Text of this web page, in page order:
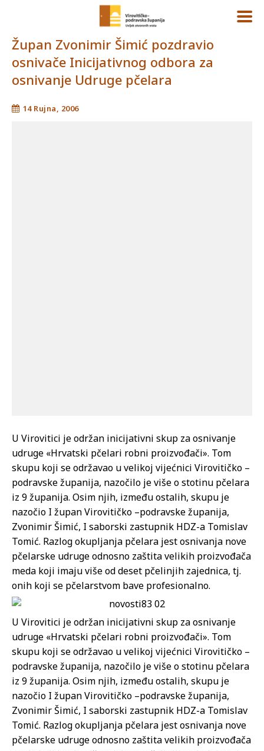
Župan Zvonimir Šimić pozdravio
osnivače Inicijativnog odbora za
osnivanje Udruge pčelara
14 Rujna, 2006
U Virovitici je održan inicijativni skup za osnivanje
udruge «Hrvatski pčelari robni proizvođači». Tom
skupu koji se održavao u velikoj vijećnici Virovitičko –
podravske županija, nazočilo je više o stotinu pčelara
iz 9 županija. Osim njih, između ostalih, skupu je
nazočio I župan Virovitičko –podravske županija,
Zvonimir Šimić, I saborski zastupnik HDZ-a Tomislav
Tomić. Razlog okupljanja pčelara jest osnivanja nove
pčelarske udruge odnosno zaštita velikih proizvođača
meda koji imaju više od deset pčelinjih zajednica, tj.
onih koji se pčelarstvom bave profesionalno.
U Virovitici je održan inicijativni skup za osnivanje
udruge «Hrvatski pčelari robni proizvođači». Tom
skupu koji se održavao u velikoj vijećnici Virovitičko –
podravske županija, nazočilo je više o stotinu pčelara
iz 9 županija. Osim njih, između ostalih, skupu je
nazočio I župan Virovitičko –podravske županija,
Zvonimir Šimić, I saborski zastupnik HDZ-a Tomislav
Tomić. Razlog okupljanja pčelara jest osnivanja nove
pčelarske udruge odnosno zaštita velikih proizvođača